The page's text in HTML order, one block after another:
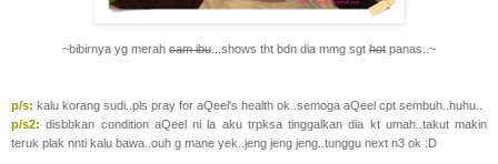
~bibirnya yg merah cam ibu ...shows tht bdn dia mmg sgt hot panas..~
p/s: kalu korang sudi..pls pray for aQeel's health ok..semoga aQeel cpt sembuh..huhu..
p/s2: disbbkan condition aQeel ni la aku trpksa tinggalkan dia kt umah..takut makin
teruk plak nnti kalu bawa..ouh g mane yek..jeng jeng jeng..tunggu next n3 ok :D